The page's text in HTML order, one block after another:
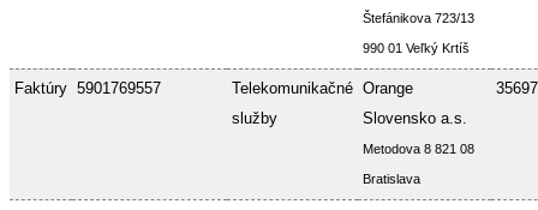
Štefánikova 723/13
990 01 Veľký Krtíš
Faktúry 5901769557
Telekomunikačné
služby
Orange
Slovensko a.s.
Metodova 8 821 08
Bratislava